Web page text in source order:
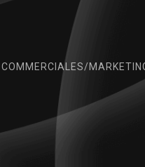
COMMERCIALES/